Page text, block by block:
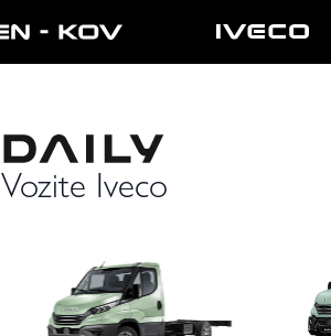
Vozite Iveco